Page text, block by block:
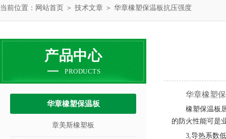
当前位置： 网站首页 ＞ 技术文章 ＞ 华章橡塑保温板抗压强度
产品中心
PRODUCTS
华章橡塑保温板
章美斯橡塑板
华章橡塑
橡塑保温板
的防火性能可是
3,导热系数